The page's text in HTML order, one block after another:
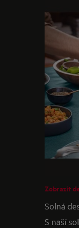
Zobrazit
Solná
S naší